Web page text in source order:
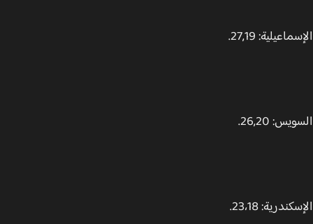
27,19.
26,20.
23،18.